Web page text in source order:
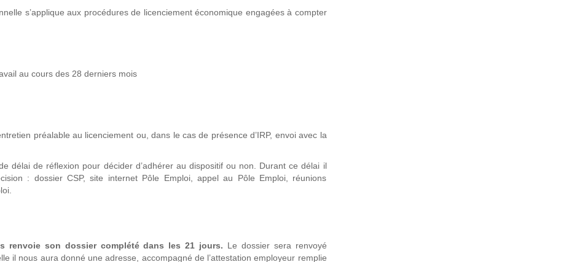
s’applique aux procédures de licenciement économique engagées à compter
au cours des 28 derniers mois
préalable au licenciement ou, dans le cas de présence d’IRP, envoi avec la
délai de réflexion pour décider d’adhérer au dispositif ou non. Durant ce délai il
: dossier CSP, site internet Pôle Emploi, appel au Pôle Emploi, réunions
renvoie son dossier complété dans les 21 jours. Le dossier sera renvoyé
il nous aura donné une adresse, accompagné de l’attestation employeur remplie